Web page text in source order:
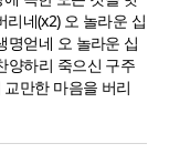
리네(x2) 오 놀라운 십
명얻네 오 놀라운 십
양하리 죽으신 구주
만한 마음을 버리